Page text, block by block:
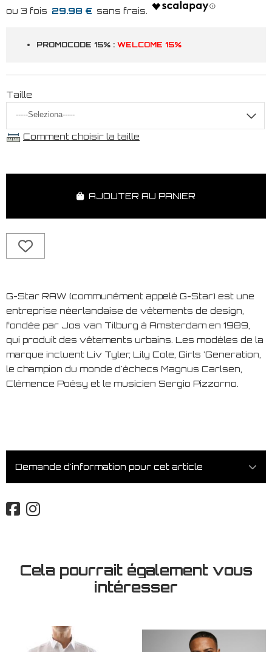
29.98 €
PROMOCODE 15% : WELCOME 15%
Taille
Comment choisir la taille
AJOUTER AU PANIER
G-Star RAW (communément appelé G-Star) est une
entreprise néerlandaise de vêtements de design,
fondée par Jos van Tilburg à Amsterdam en 1989,
qui produit des vêtements urbains. Les modèles de la
marque incluent Liv Tyler, Lily Cole, Girls 'Generation,
le champion du monde d'échecs Magnus Carlsen,
Clémence Poésy et le musicien Sergio Pizzorno.
Demande d'information pour cet article
Cela pourrait également vous
intéresser